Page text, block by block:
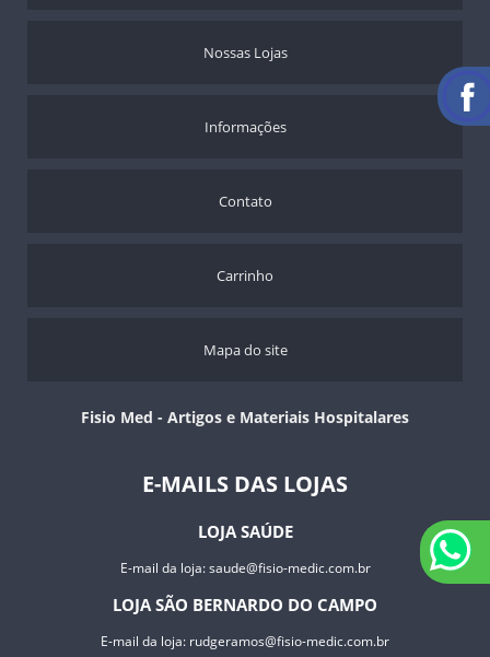
Nossas Lojas
Informações
Contato
Carrinho
Mapa do site
Fisio Med - Artigos e Materiais Hospitalares
E-MAILS DAS LOJAS
LOJA SAÚDE
E-mail da loja:saude@fisio-medic.com.br
LOJA SÃO BERNARDO DO CAMPO
E-mail da loja: rudgeramos@fisio-medic.com.br